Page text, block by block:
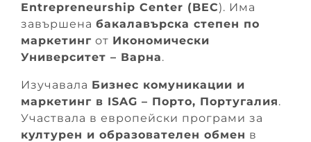
Entrepreneurship Center (BEC). Има
завършена бакалавърска степен по
маркетинг от Икономически
Университет – Варна.
Изучавала Бизнес комуникации и
маркетинг в ISAG – Порто, Португалия.
Участвала в европейски програми за
културен и образователен обмен в